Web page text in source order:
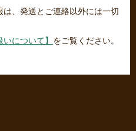
、発送とご連絡以外には一切
いについて】 をご覧ください。